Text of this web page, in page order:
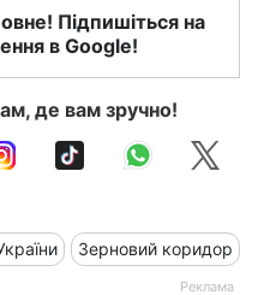
Підпишіться на
в Google!
де вам зручно!
Зерновий коридор